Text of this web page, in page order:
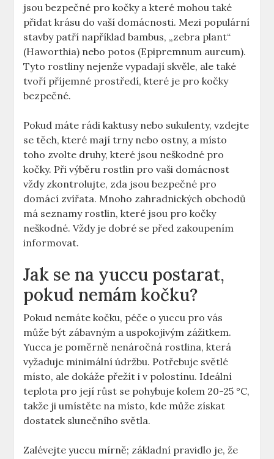
jsou bezpečné pro kočky a které mohou také
přidat krásu do vaší domácnosti. Mezi populární
stavby patří například bambus, „zebra plant“
(Haworthia) nebo potos (Epipremnum aureum).
Tyto rostliny nejenže vypadají skvěle, ale také
tvoří příjemné prostředí, které je pro kočky
bezpečné.
Pokud máte rádi kaktusy nebo sukulenty, vzdejte
se těch, které mají trny nebo ostny, a místo
toho zvolte druhy, které jsou neškodné pro
kočky. Při výběru rostlin pro vaši domácnost
vždy zkontrolujte, zda jsou bezpečné pro
domácí zvířata. Mnoho zahradnických obchodů
má seznamy rostlin, které jsou pro kočky
neškodné. Vždy je dobré se před zakoupením
informovat.
Jak se na yuccu postarat,
pokud nemám kočku?
Pokud nemáte kočku, péče o yuccu pro vás
může být zábavným a uspokojivým zážitkem.
Yucca je poměrně nenáročná rostlina, která
vyžaduje minimální údržbu. Potřebuje světlé
místo, ale dokáže přežít i v polostínu. Ideální
teplota pro její růst se pohybuje kolem 20-25 °C,
takže ji umístěte na místo, kde může získat
dostatek slunečního světla.
Zalévejte yuccu mírně; základní pravidlo je, že